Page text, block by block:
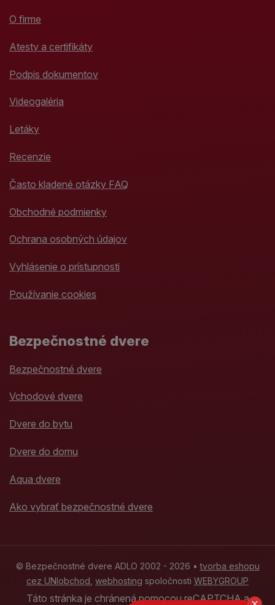
O firme
Atesty a certifikáty
Podpis dokumentov
Videogaléria
Letáky
Recenzie
Často kladené otázky FAQ
Obchodné podmienky
Ochrana osobných údajov
Vyhlásenie o prístupnosti
Používanie cookies
Bezpečnostné dvere
Bezpečnostné dvere
Vchodové dvere
Dvere do bytu
Dvere do domu
Aqua dvere
Ako vybrať bezpečnostné dvere
© Bezpečnostné dvere ADLO 2002 - 2026 •tvorba eshopu
cez UNIobchod, webhosting spoločnosti WEBYGROUP
Táto stránka je chránená pomocou reCAPTCHA a